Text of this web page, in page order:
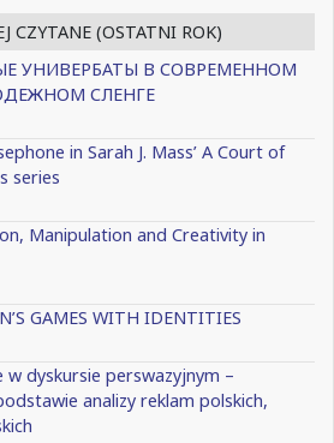
CZYTANE (OSTATNI ROK)
УНИВЕРБАТЫ В СОВРЕМЕННОМ
СЛЕНГЕ
in Sarah J. Mass’ A Court of
series
Manipulation and Creativity in
GAMES WITH IDENTITIES
w dyskursie perswazyjnym –
analizy reklam polskich,